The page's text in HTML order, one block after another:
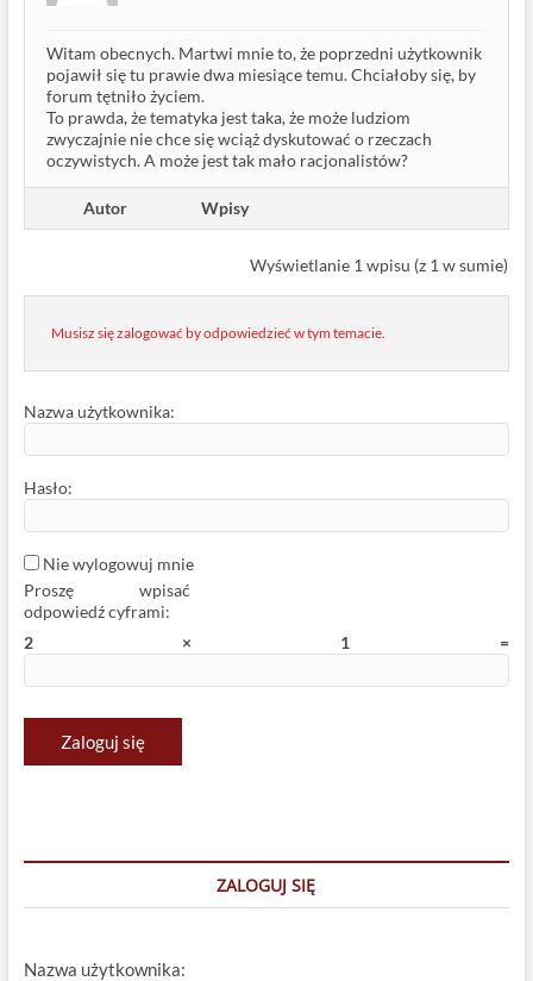
Witam obecnych. Martwi mnie to, że poprzedni użytkownik
pojawił się tu prawie dwa miesiące temu. Chciałoby się, by
forum tętniło życiem.
To prawda, że tematyka jest taka, że może ludziom
zwyczajnie nie chce się wciąż dyskutować o rzeczach
oczywistych. A może jest tak mało racjonalistów?
Autor Wpisy
Wyświetlanie 1 wpisu (z 1 w sumie)
Musisz się zalogować by odpowiedzieć w tym temacie.
Nazwa użytkownika:
Hasło:
Nie wylogowuj mnie
Proszę wpisać
odpowiedź cyframi:
2 × 1 =
Zaloguj się
ZALOGUJ SIĘ
Nazwa użytkownika: